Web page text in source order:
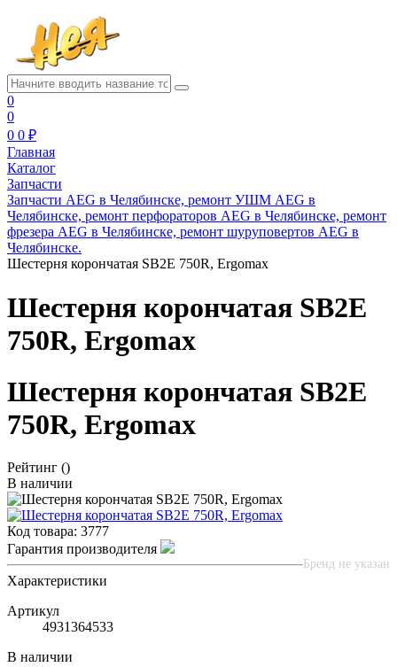
0
0
0 0 ₽
Главная
Каталог
Запчасти
Запчасти AEG в Челябинске, ремонт УШМ AEG в
Челябинске, ремонт перфораторов AEG в Челябинске, ремонт
фрезера AEG в Челябинске, ремонт шуруповертов AEG в
Челябинске.
Шестерня корончатая SB2E 750R, Ergomax
Шестерня корончатая SB2E
750R, Ergomax
Шестерня корончатая SB2E
750R, Ergomax
Рейтинг ()
В наличии
Код товара: 3777
Гарантия производителя
Бренд не указан
Характеристики
Артикул
4931364533
В наличии